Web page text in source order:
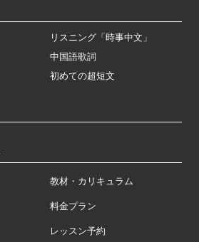
リスニング「時事中文」
中国語歌詞
初めての超短文
教材・カリキュラム
料金プラン
レッスン予約